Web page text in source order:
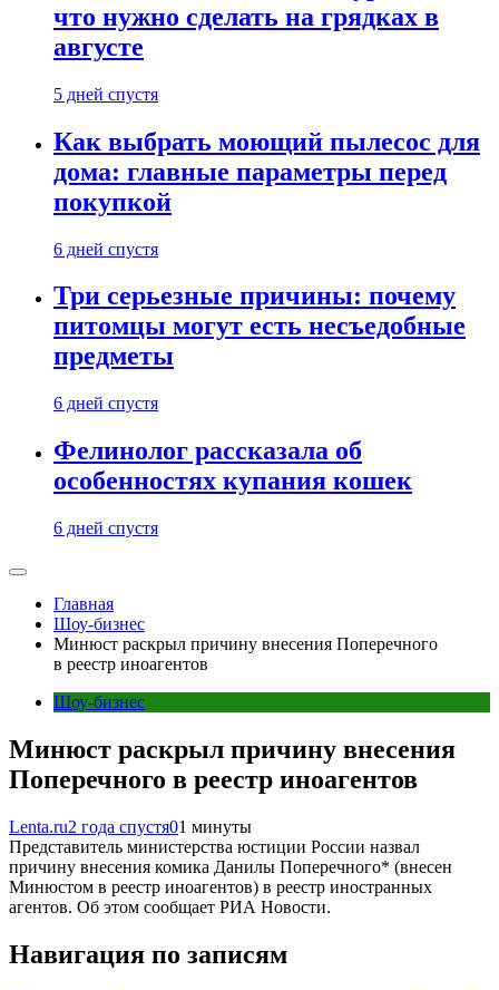
что нужно сделать на грядках в
августе
5 дней спустя
Как выбрать моющий пылесос для
дома: главные параметры перед
покупкой
6 дней спустя
Три серьезные причины: почему
питомцы могут есть несъедобные
предметы
6 дней спустя
Фелинолог рассказала об
особенностях купания кошек
6 дней спустя
Главная
Шоу-бизнес
Минюст раскрыл причину внесения Поперечного
в реестр иноагентов
Шоу-бизнес
Минюст раскрыл причину внесения
Поперечного в реестр иноагентов
Lenta.ru2 года спустя01 минуты
Представитель министерства юстиции России назвал
причину внесения комика Данилы Поперечного* (внесен
Минюстом в реестр иноагентов) в реестр иностранных
агентов. Об этом сообщает РИА Новости.
Навигация по записям